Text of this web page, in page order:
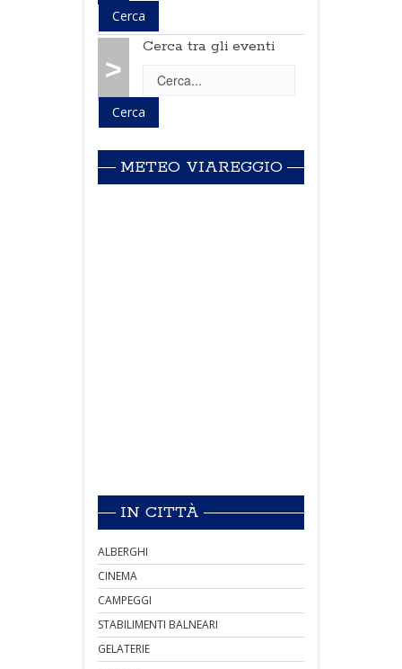
>
Cerca tra gli eventi
METEO VIAREGGIO
IN CITTÀ
ALBERGHI
CINEMA
CAMPEGGI
STABILIMENTI BALNEARI
GELATERIE